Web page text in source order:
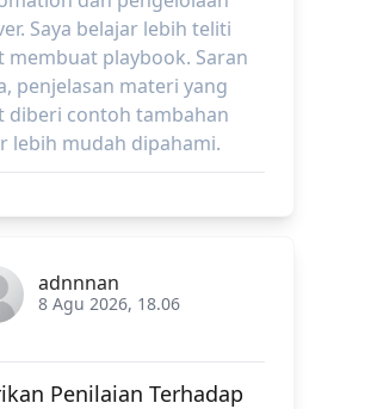
Saya belajar lebih teliti
membuat playbook. Saran
penjelasan materi yang
diberi contoh tambahan
lebih mudah dipahami.
adnnnan
8 Agu 2026, 18.06
Penilaian Terhadap